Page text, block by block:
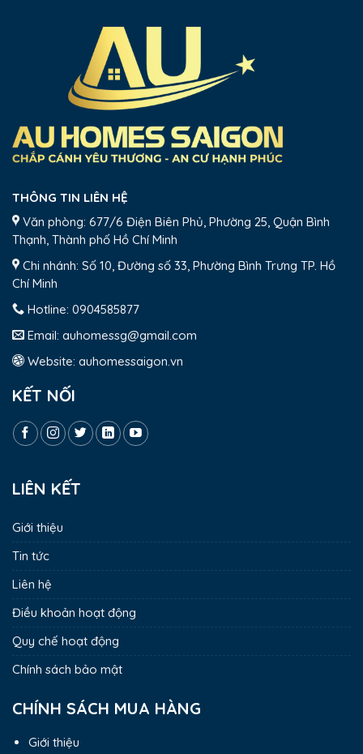
THÔNG TIN LIÊN HỆ
Văn phòng: 677/6 Điện Biên Phủ, Phường 25, Quận Bình
Thạnh, Thành phố Hồ Chí Minh
Chi nhánh: Số 10, Đường số 33, Phường Bình Trưng TP. Hồ
Chí Minh
Hotline: 0904585877
Email: auhomessg@gmail.com
Website: auhomessaigon.vn
KẾT NỐI
LIÊN KẾT
Giới thiệu
Tin tức
Liên hệ
Điều khoản hoạt động
Quy chế hoạt động
Chính sách bảo mật
CHÍNH SÁCH MUA HÀNG
Giới thiệu